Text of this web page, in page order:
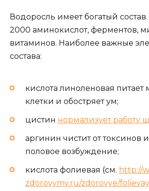
Водоросль имеет богатый
2000 аминокислот, ферментов,
витаминов. Наиболее важные
состава:
кислота линоленовая питает
клетки и обостряет ум;
цистин нормализует работу
аргинин чистит от токсинов
половое возбуждение;
кислота фолиевая (см. http://
zdorovymy.ru/zdorovye/